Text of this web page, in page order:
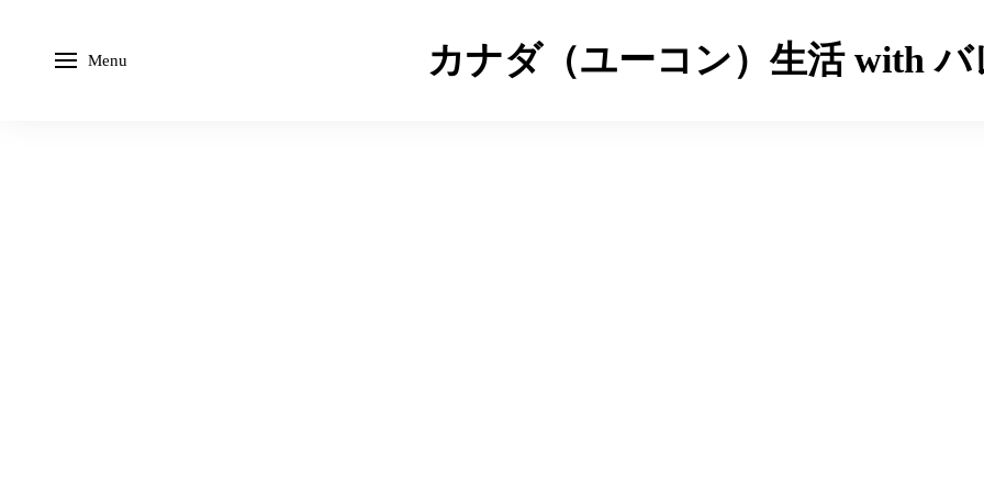
Menu カナダ（ユーコン）生活 with バ